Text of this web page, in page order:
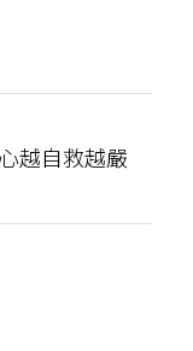
越自救越嚴